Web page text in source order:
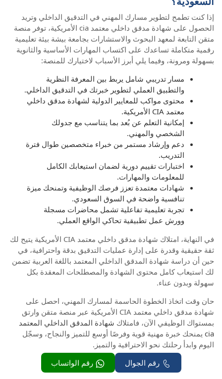
إذا كنت تطمح لتطوير مسارك المهني في التدقيق الداخلي وتريد
الحصول على شهادة مدقق داخلي معتمد cia الأمريكية، توفر منصة
متقن التابعة لمعهد البحوث والاستشارات بجامعة بيشة بيئة تعليمية
رقمية متكاملة تساعدك على اكتساب المهارات الأساسية والثانوية
بسهولة ومرونة، وفيما يلي أبرز الأسباب لاختيارك للمنصة:
مسار تدريبي شامل يربط بين المعرفة النظرية
والتطبيق العملي لتطوير خبرتك في التدقيق الداخلي.
محتوى مواكب للمعايير الدولية لشهادة مدقق داخلي
معتمد CIA الأمريكية.
إمكانية التعلم عن بُعد بما يتناسب مع جدولك
الشخصي والمهني.
دعم وإرشاد مستمر من خبراء متخصصين طوال فترة
التدريب.
اختبارات تقييم دورية لضمان استيعابك الكامل
للمعلومات والمهارات.
شهادات معتمدة تعزز فرصك الوظيفية وتمنحك ميزة
تنافسية واضحة في السوق السعودي.
تجربة تعليمية تفاعلية تشمل محاضرات مسجلة
وورش عمل تطبيقية تحاكي الواقع العملي.
في النهاية، امتلاك شهادة مدقق داخلي معتمد CIA الأمريكية يتيح لك
ثقة حقيقية وقدرة على إدارة عمليات التدقيق بدقة واحترافية، في
حين أن دراسة شهادة المدقق الداخلي المعتمد باللغة العربية تضمن
لك استيعاب كامل محتوى الشهادة والمصطلحات المعقدة بكل
سهولة وبدون عناء.
حان وقت اتخاذ الخطوة الحاسمة لمسارك المهني، احصل على
شهادة مدقق داخلي معتمد CIA الأمريكية عبر منصة متقن وارتق
بمستواك الوظيفي الآن، فامتلاك شهادة المدقق الداخلي المعتمد
cia يمنحك خبرة مهنية قوية وفرصًا أوسع للتميز والنجاح، وسجّل
اليوم وابدأ رحلتك نحو الاحترافية والتميز.
رقم الجوال
رقم الواتساب